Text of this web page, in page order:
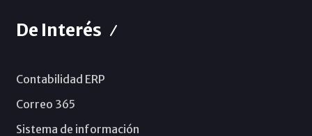
De Interés
Contabilidad ERP
Correo 365
Sistema de información